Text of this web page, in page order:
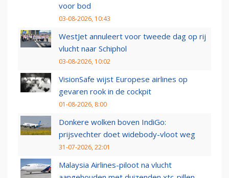
voor bod
03-08-2026, 10:43
WestJet annuleert voor tweede dag op rij
vlucht naar Schiphol
03-08-2026, 10:02
VisionSafe wijst Europese airlines op
gevaren rook in de cockpit
01-08-2026, 8:00
Donkere wolken boven IndiGo:
prijsvechter doet widebody-vloot weg
31-07-2026, 22:01
Malaysia Airlines-piloot na vlucht